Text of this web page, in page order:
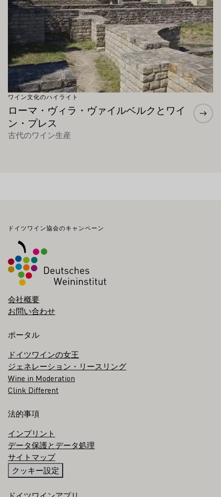
ワイン文化のハイライト
ローマ・ヴィラ・ヴァイルベルクとワイ
ン・プレス
古代のワイン生産
フッター
ドイツワイン協会のキャンペーン
会社概要
お問い合わせ
ポータル
ドイツワインの女王
ジェネレーション・リースリング
Wine in Moderation
Clink Different
法的事項
インプリント
データ保護とデータ処理
サイトマップ
クッキー設定